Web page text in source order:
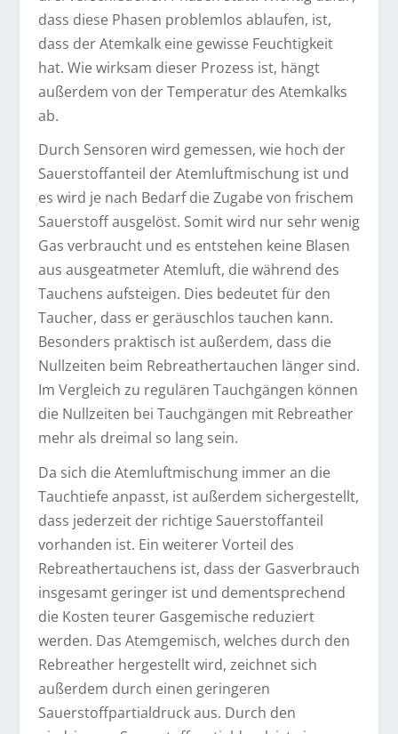
dass diese Phasen problemlos ablaufen, ist,
dass der Atemkalk eine gewisse Feuchtigkeit
hat. Wie wirksam dieser Prozess ist, hängt
außerdem von der Temperatur des Atemkalks
ab.
Durch Sensoren wird gemessen, wie hoch der
Sauerstoffanteil der Atemluftmischung ist und
es wird je nach Bedarf die Zugabe von frischem
Sauerstoff ausgelöst. Somit wird nur sehr wenig
Gas verbraucht und es entstehen keine Blasen
aus ausgeatmeter Atemluft, die während des
Tauchens aufsteigen. Dies bedeutet für den
Taucher, dass er geräuschlos tauchen kann.
Besonders praktisch ist außerdem, dass die
Nullzeiten beim Rebreathertauchen länger sind.
Im Vergleich zu regulären Tauchgängen können
die Nullzeiten bei Tauchgängen mit Rebreather
mehr als dreimal so lang sein.
Da sich die Atemluftmischung immer an die
Tauchtiefe anpasst, ist außerdem sichergestellt,
dass jederzeit der richtige Sauerstoffanteil
vorhanden ist. Ein weiterer Vorteil des
Rebreathertauchens ist, dass der Gasverbrauch
insgesamt geringer ist und dementsprechend
die Kosten teurer Gasgemische reduziert
werden. Das Atemgemisch, welches durch den
Rebreather hergestellt wird, zeichnet sich
außerdem durch einen geringeren
Sauerstoffpartialdruck aus. Durch den